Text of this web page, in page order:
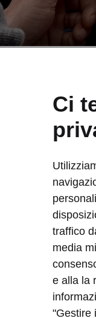
Ci
traffico
media
e alla la
"Gestire